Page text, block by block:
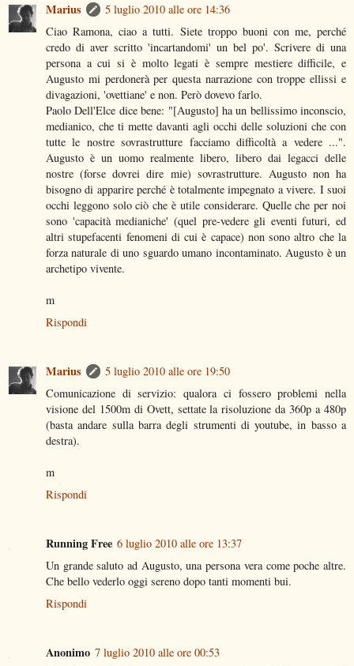
Marius
5 luglio 2010 alle ore 14:36
Ciao Ramona, ciao a tutti. Siete troppo buoni con me, perché
credo di aver scritto 'incartandomi' un bel po'. Scrivere di una
persona a cui si è molto legati è sempre mestiere difficile, e
Augusto mi perdonerà per questa narrazione con troppe ellissi e
divagazioni, 'ovettiane' e non. Però dovevo farlo.
Paolo Dell'Elce dice bene: "[Augusto] ha un bellissimo inconscio,
medianico, che ti mette davanti agli occhi delle soluzioni che con
tutte le nostre sovrastrutture facciamo difficoltà a vedere ...".
Augusto è un uomo realmente libero, libero dai legacci delle
nostre (forse dovrei dire mie) sovrastrutture. Augusto non ha
bisogno di apparire perché è totalmente impegnato a vivere. I suoi
occhi leggono solo ciò che è utile considerare. Quelle che per noi
sono 'capacità medianiche' (quel pre-vedere gli eventi futuri, ed
altri stupefacenti fenomeni di cui è capace) non sono altro che la
forza naturale di uno sguardo umano incontaminato. Augusto è un
archetipo vivente.
m
Rispondi
Marius
5 luglio 2010 alle ore 19:50
Comunicazione di servizio: qualora ci fossero problemi nella
visione del 1500m di Ovett, settate la risoluzione da 360p a 480p
(basta andare sulla barra degli strumenti di youtube, in basso a
destra).
m
Rispondi
Running Free 6 luglio 2010 alle ore 13:37
Un grande saluto ad Augusto, una persona vera come poche altre.
Che bello vederlo oggi sereno dopo tanti momenti bui.
Rispondi
Anonimo 7 luglio 2010 alle ore 00:53